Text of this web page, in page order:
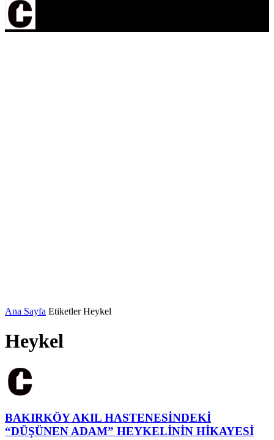
Ana Sayfa Etiketler Heykel
Heykel
BAKIRKÖY AKIL HASTENESİNDEKİ
“DÜŞÜNEN ADAM” HEYKELİNİN HİKAYESİ